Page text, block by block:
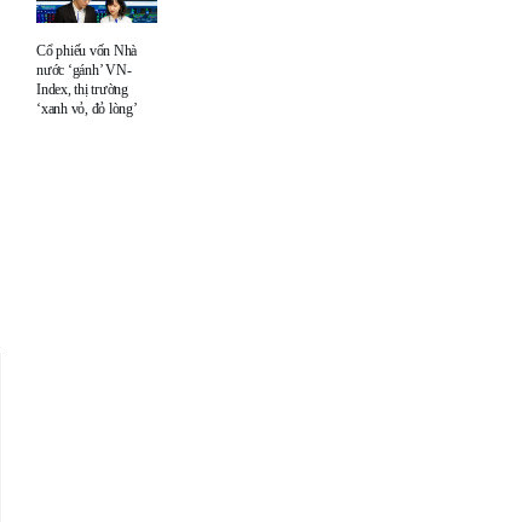
Cổ phiếu vốn Nhà
nước ‘gánh’ VN-
Index, thị trường
‘xanh vỏ, đỏ lòng’